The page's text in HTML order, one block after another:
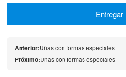
Entregar
Anterior:Uñas con formas especiales
Próximo:Uñas con formas especiales